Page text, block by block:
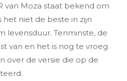
van Moza staat bekend om
het niet de beste in zijn
levensduur. Tenminste, de
van en het is nog te vroeg
over de versie die op de